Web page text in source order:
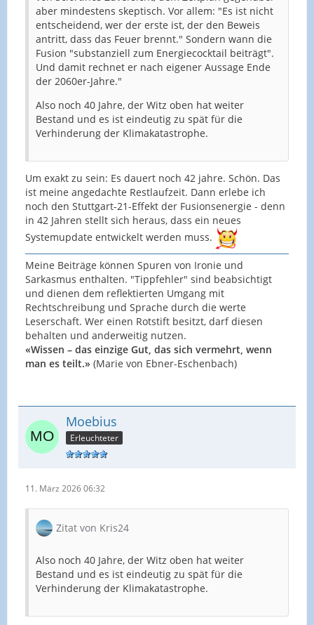
aber mindestens skeptisch. Vor allem: "Es ist nicht
entscheidend, wer der erste ist, der den Beweis
antritt, dass das Feuer brennt." Sondern wann die
Fusion "substanziell zum Energiecocktail beiträgt".
Und damit rechnet er nach eigener Aussage Ende
der 2060er-Jahre."
Also noch 40 Jahre, der Witz oben hat weiter
Bestand und es ist eindeutig zu spät für die
Verhinderung der Klimakatastrophe.
Um exakt zu sein: Es dauert noch 42 jahre. Schön. Das
ist meine angedachte Restlaufzeit. Dann erlebe ich
noch den Stuttgart-21-Effekt der Fusionsenergie - denn
in 42 Jahren stellt sich heraus, dass ein neues
Systemupdate entwickelt werden muss.
Meine Beiträge können Spuren von Ironie und
Sarkasmus enthalten. "Tippfehler" sind beabsichtigt
und dienen dem reflektierten Umgang mit
Rechtschreibung und Sprache durch die werte
Leserschaft. Wer einen Rotstift besitzt, darf diesen
behalten und anderweitig nutzen.
«Wissen – das einzige Gut, das sich vermehrt, wenn
man es teilt.» (Marie von Ebner-Eschenbach)
Moebius
Erleuchteter
11. März 2026 06:32
Zitat von Kris24
Also noch 40 Jahre, der Witz oben hat weiter
Bestand und es ist eindeutig zu spät für die
Verhinderung der Klimakatastrophe.